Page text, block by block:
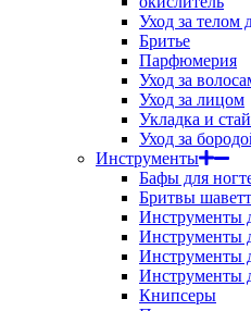
Уход за телом
Бритье
Парфюмерия
Уход за
Уход за лицом
Укладка и
Уход за
Инструменты
Бафы для
Бритвы шаветт
Инструменты
Инструменты
Инструменты
Инструменты
Книпсеры